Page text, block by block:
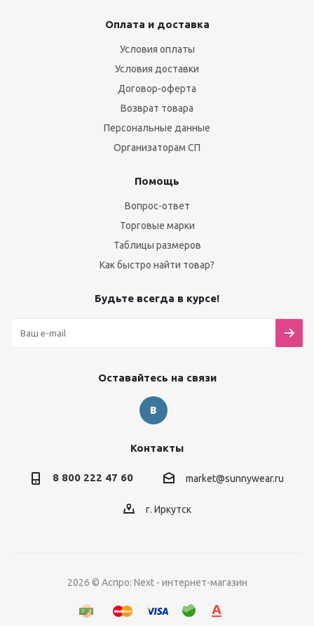
Оплата и доставка
Условия оплаты
Условия доставки
Договор-оферта
Возврат товара
Персональные данные
Организаторам СП
Помощь
Вопрос-ответ
Торговые марки
Таблицы размеров
Как быстро найти товар?
Будьте всегда в курсе!
Оставайтесь на связи
Контакты
8 800 222 47 60 market@sunnywear.ru
г. Иркутск
2026 © Аспро: Next - интернет-магазин